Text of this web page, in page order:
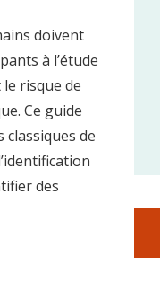
doivent
à l’étude
risque de
Ce guide
de
des